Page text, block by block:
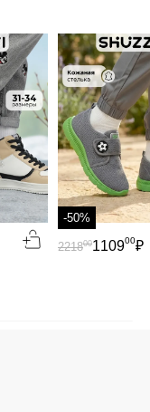
-50%
110900₽
221800